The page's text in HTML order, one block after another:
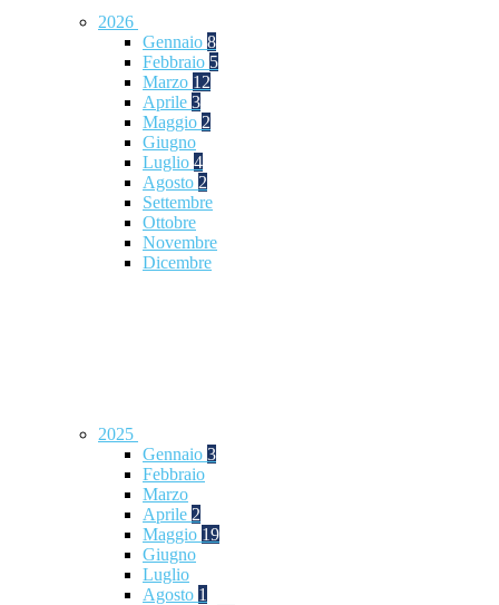
2026
Gennaio 8
Febbraio 5
Marzo 12
Aprile 3
Maggio 2
Giugno
Luglio 4
Agosto 2
Settembre
Ottobre
Novembre
Dicembre
2025
Gennaio 3
Febbraio
Marzo
Aprile 2
Maggio 19
Giugno
Luglio
Agosto 1